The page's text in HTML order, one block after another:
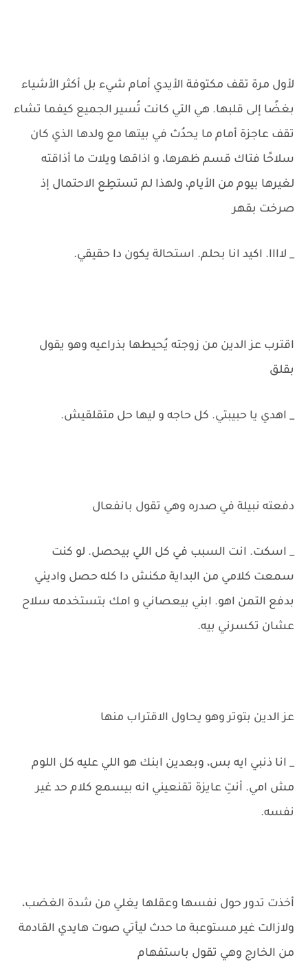
لأول مرة تقف مكتوفة الأيدي أمام شيء بل أكثر الأشياء
بغضًا إلى قلبها. هي التي كانت تُسير الجميع كيفما تشاء
تقف عاجزة أمام ما يحدُث في بيتها مع ولدها الذي كان
سلاحًا فتاك قسم ظهرها، و اذاقها ويلات ما أذاقته
لغيرها بيوم من الأيام، ولهذا لم تستطِع الاحتمال إذ
صرخت بقهر
_ لاااا. اكيد انا بحلم. استحالة يكون دا حقيقي.
اقترب عز الدين من زوجته يُحيطها بذراعيه وهو يقول
بقلق
_ اهدي يا حبيبتي. كل حاجه و ليها حل متقلقيش.
دفعته نبيلة في صدره وهي تقول بانفعال
_ اسكت. انت السبب في كل اللي بيحصل. لو كنت
سمعت كلامي من البداية مكنش دا كله حصل واديني
بدفع التمن اهو. ابني بيعصاني و امك بتستخدمه سلاح
عشان تكسرني بيه.
عز الدين بتوتر وهو يحاول الاقتراب منها
_ انا ذنبي ايه بس، وبعدين ابنك هو اللي عليه كل اللوم
مش امي. أنتِ عايزة تقنعيني انه بيسمع كلام حد غير
نفسه.
أخذت تدور حول نفسها وعقلها يغلي من شدة الغضب،
ولازالت غير مستوعبة ما حدث ليأتي صوت هايدي القادمة
من الخارج وهي تقول باستفهام